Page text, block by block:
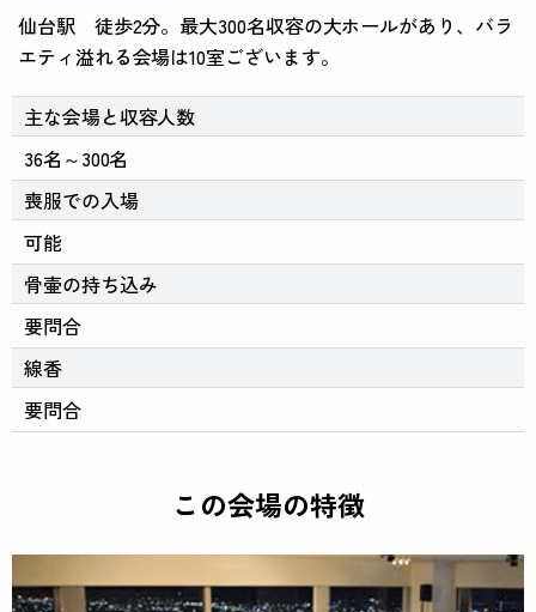
仙台駅 徒歩2分。最大300名収容の大ホールがあり、バラ
エティ溢れる会場は10室ございます。
主な会場と収容人数
36名～300名
喪服での入場
可能
骨壷の持ち込み
要問合
線香
要問合
この会場の特徴